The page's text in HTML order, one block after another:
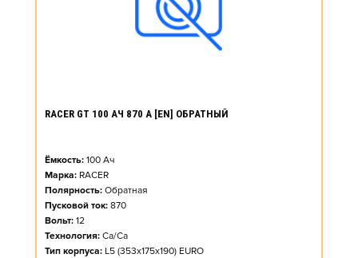
RACER GT 100 АЧ 870 А [EN] ОБРАТНЫЙ
Ёмкость: 100 Ач
Марка: RACER
Полярность: Обратная
Пусковой ток: 870
Вольт: 12
Технология: Ca/Ca
Тип корпуса: L5 (353x175x190) EURO